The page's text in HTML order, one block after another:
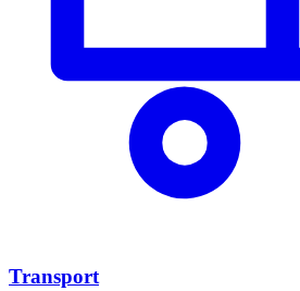
Transport